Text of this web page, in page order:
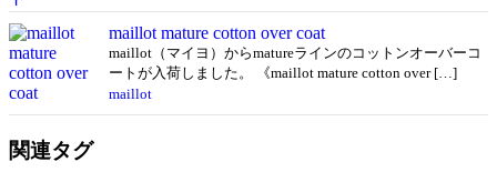
maillot mature cotton over coat
maillot（マイヨ）からmatureラインのコットンオーバーコ
ートが入荷しました。 《maillot mature cotton over […]
maillot
関連タグ